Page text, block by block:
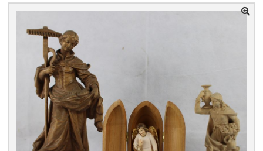
ÜBER UNS
KONTAKT
NEWSLETTER